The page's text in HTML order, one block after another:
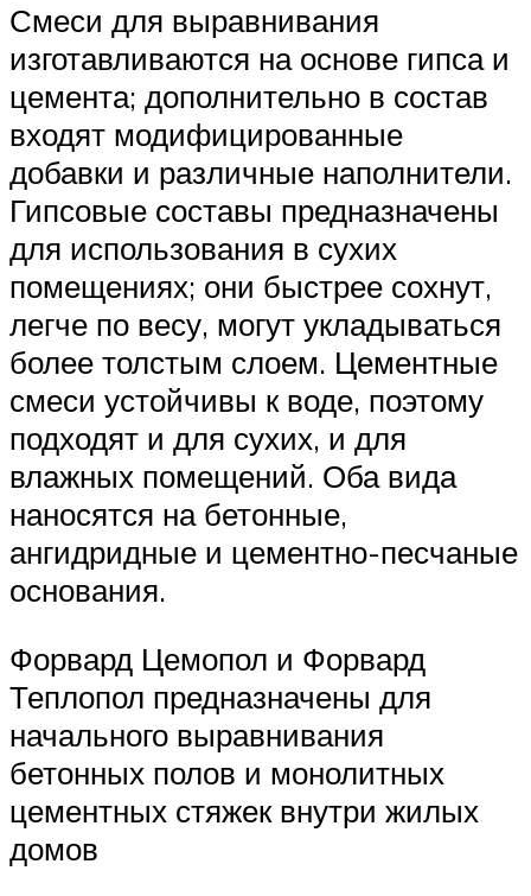
Смеси для выравнивания
изготавливаются на основе гипса и
цемента; дополнительно в состав
входят модифицированные
добавки и различные наполнители.
Гипсовые составы предназначены
для использования в сухих
помещениях; они быстрее сохнут,
легче по весу, могут укладываться
более толстым слоем. Цементные
смеси устойчивы к воде, поэтому
подходят и для сухих, и для
влажных помещений. Оба вида
наносятся на бетонные,
ангидридные и цементно-песчаные
основания.
Форвард Цемопол и Форвард
Теплопол предназначены для
начального выравнивания
бетонных полов и монолитных
цементных стяжек внутри жилых
домов